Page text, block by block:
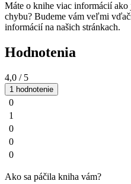
Máte o knihe viac informácií ako
chybu? Budeme vám veľmi
informácií na našich stránkach.
Hodnotenia
4,0 / 5
1 hodnotenie
0
1
0
0
0
Ako sa páčila kniha vám?